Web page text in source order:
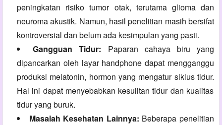
peningkatan risiko tumor otak, terutama glioma dan
neuroma akustik. Namun, hasil penelitian masih bersifat
kontroversial dan belum ada kesimpulan yang pasti.
Gangguan Tidur: Paparan cahaya biru yang
dipancarkan oleh layar handphone dapat mengganggu
produksi melatonin, hormon yang mengatur siklus tidur.
Hal ini dapat menyebabkan kesulitan tidur dan kualitas
tidur yang buruk.
Masalah Kesehatan Lainnya: Beberapa penelitian